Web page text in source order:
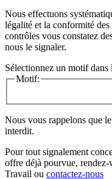
Nous effectuons
légalité et la conformité
contrôles vous constatez
nous le signaler.
Sélectionnez un motif dans
Motif:
Nous vous rappelons que
interdit.
Pour tout signalement
offre déjà pourvue, rendez-
Travail ou contactez-nous